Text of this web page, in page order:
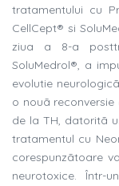
tratamentului cu
CellCept® si
ziua a 8-a
SoluMedrol®, a
evolutie
o nouã
de la TH, datoritã
tratamentul cu
corespunzãtoare
neurotoxice. Într-